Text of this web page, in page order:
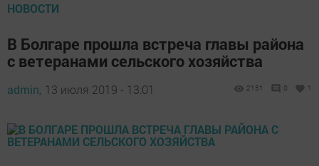
НОВОСТИ
В Болгаре прошла встреча главы района
с ветеранами сельского хозяйства
admin, 13 июля 2019 - 13:01 2151 0 1